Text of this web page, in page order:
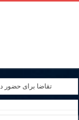
تقاضا برای حضور